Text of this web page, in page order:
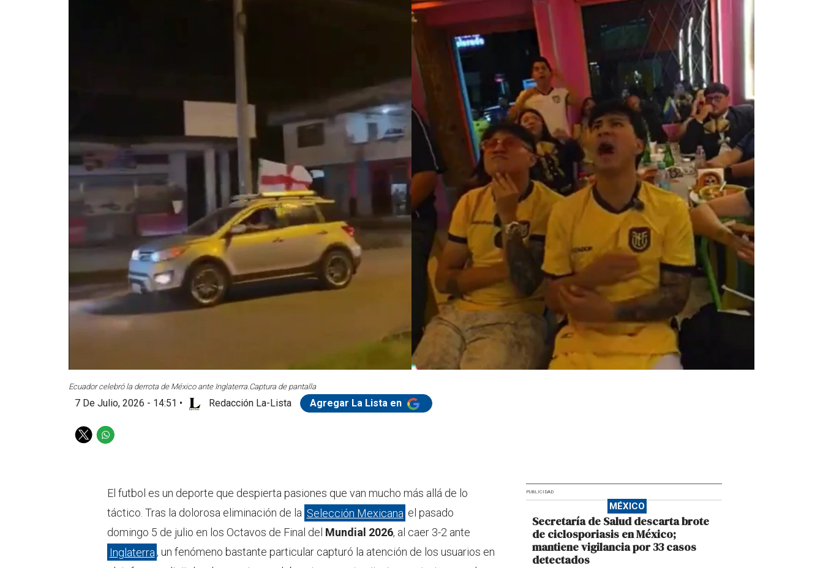
Ecuador celebró la derrota de México ante Inglaterra.Captura de pantalla
7 De Julio, 2026 - 14:51 • Redacción La-Lista Agregar La Lista en
T
W
s
p
p
El futbol es un deporte que despierta pasiones que van mucho más allá de lo
táctico. Tras la dolorosa eliminación de la Selección Mexicana el pasado
domingo 5 de julio en los Octavos de Final del Mundial 2026, al caer 3-2 ante
Inglaterra, un fenómeno bastante particular capturó la atención de los usuarios en
PUBLICIDAD
MÉXICO
Secretaría de Salud descarta brote
de ciclosporiasis en México;
mantiene vigilancia por 33 casos
detectados